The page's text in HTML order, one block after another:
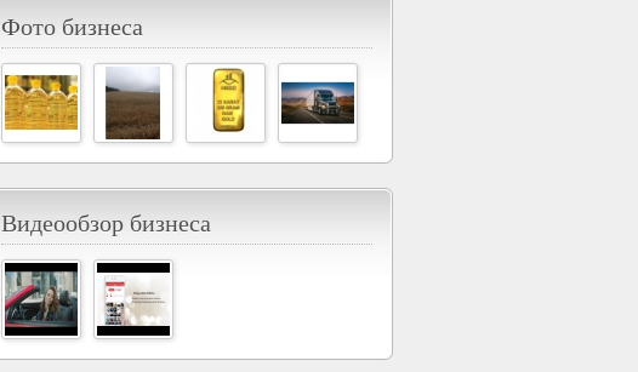
Фото бизнеса
Видеообзор бизнеса